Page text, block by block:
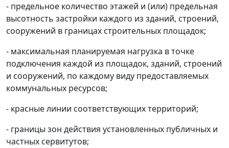
- предельное количество этажей и (или) предельная
высотность застройки каждого из зданий, строений,
сооружений в границах строительных площадок;
- максимальная планируемая нагрузка в точке
подключения каждой из площадок, зданий, строений
и сооружений, по каждому виду предоставляемых
коммунальных ресурсов;
- красные линии соответствующих территорий;
- границы зон действия установленных публичных и
частных сервитутов;